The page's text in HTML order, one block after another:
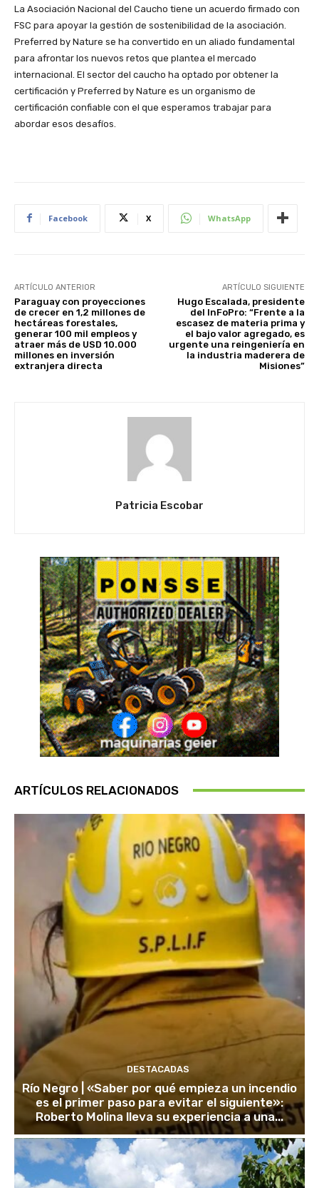
La Asociación Nacional del Caucho tiene un acuerdo firmado con
FSC para apoyar la gestión de sostenibilidad de la asociación.
Preferred by Nature se ha convertido en un aliado fundamental
para afrontar los nuevos retos que plantea el mercado
internacional. El sector del caucho ha optado por obtener la
certificación y Preferred by Nature es un organismo de
certificación confiable con el que esperamos trabajar para
abordar esos desafíos.
Facebook X WhatsApp
ARTÍCULO ANTERIOR
Paraguay con proyecciones
de crecer en 1,2 millones de
hectáreas forestales,
generar 100 mil empleos y
atraer más de USD 10.000
millones en inversión
extranjera directa
ARTÍCULO SIGUIENTE
Hugo Escalada, presidente
del InFoPro: “Frente a la
escasez de materia prima y
el bajo valor agregado, es
urgente una reingeniería en
la industria maderera de
Misiones”
Patricia Escobar
ARTÍCULOS RELACIONADOS
DESTACADAS
Río Negro | «Saber por qué empieza un incendio
es el primer paso para evitar el siguiente»:
Roberto Molina lleva su experiencia a una...